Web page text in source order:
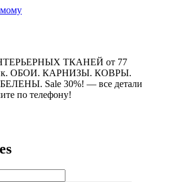
ТКАНЕЙ от 77
ОБОИ. КАРНИЗЫ. КОВРЫ.
Sale 30%! — все детали
по телефону!